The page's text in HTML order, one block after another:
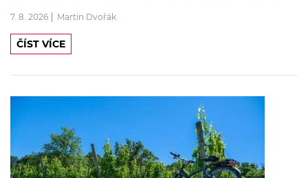
7. 8. 2026 Martin Dvořák
ČÍST VÍCE